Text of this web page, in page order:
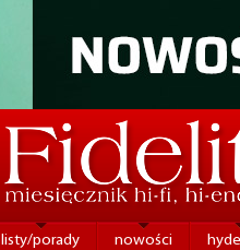
listy/porady nowości